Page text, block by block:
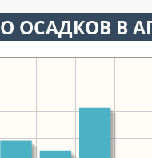
ОСАДКОВ В